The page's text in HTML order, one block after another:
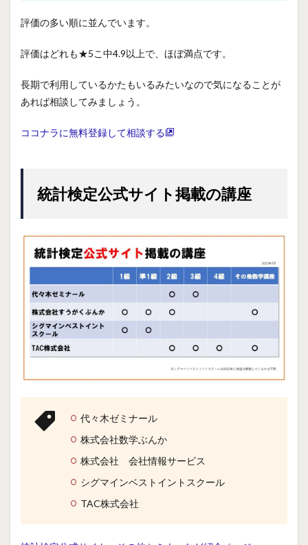
評価の多い順に並んでいます。
評価はどれも★5こ中4.9以上で、ほぼ満点です。
長期で利用しているかたもいるみたいなので気になることが
あれば相談してみましょう。
ココナラに無料登録して相談する
統計検定公式サイト掲載の講座
代々木ゼミナール
株式会社数学ぶんか
株式会社 会社情報サービス
シグマインベストイントスクール
TAC株式会社